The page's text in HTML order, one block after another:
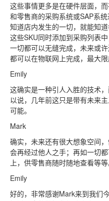
这些事情更多是在硬件层面，
和零售商的采购系统或SAP系
知道店内发生的一切，就能知
这些SKU同时添加到采购列表
一切都可以无缝完成，未来或
都可以在物联网上完成，最大
Emily
这确实是一种引人入胜的技术
以说，几年前这只是带有未来
可能。
Mark
确实，未来还有很大想象空间
会再经过他人之手；再如一切
上，供零售商随时随地查看等等
Emily
好的，非常感谢Mark来到我们